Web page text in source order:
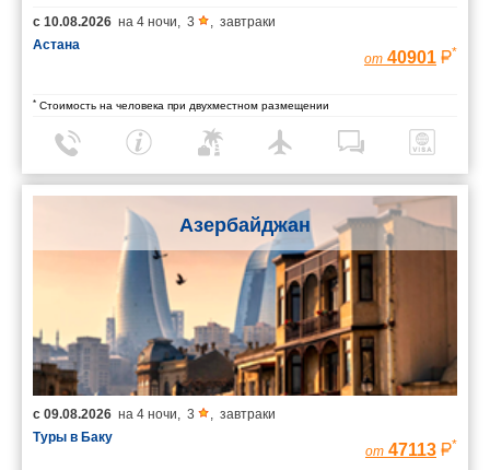
с 10.08.2026 на 4 ночи, 3 , завтраки
Астана
от 40901 *
* Стоимость на человека при двухместном размещении
Азербайджан
с 09.08.2026 на 4 ночи 3
завтраки
Туры в Баку
от 47113 *